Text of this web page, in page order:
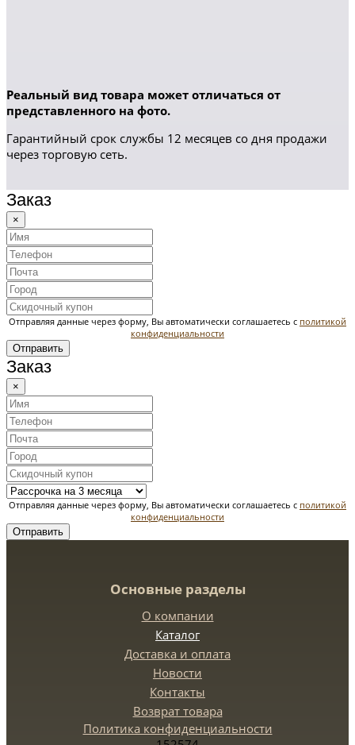
Реальный вид товара может отличаться от
представленного на фото.
Гарантийный срок службы 12 месяцев со дня продажи
через торговую сеть.
Заказ
×
Отправляя данные через форму, Вы автоматически соглашаетесь с политикой
конфиденциальности
Отправить
Заказ
×
Отправляя данные через форму, Вы автоматически соглашаетесь с политикой
конфиденциальности
Отправить
Основные разделы
О компании
Каталог
Доставка и оплата
Новости
Контакты
Возврат товара
Политика конфиденциальности